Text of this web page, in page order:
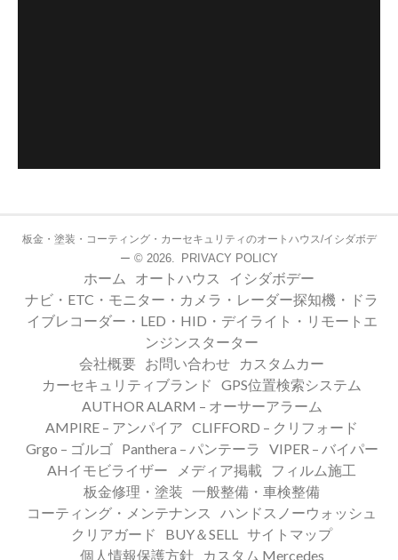
板金・塗装・コーティング・カーセキュリティのオートハウス/イシダボデ
ー © 2026. PRIVACY POLICY
ホーム オートハウス
イシダボデー
ナビ・ETC・モニター・カメラ・レーダー探知機・ドラ
イブレコーダー・LED・HID・デイライト・リモートエ
ンジンスターター
会社概要 お問い合わせ
カスタムカー
カーセキュリティブランド
GPS位置検索システム
AUTHOR ALARM – オーサーアラーム
AMPIRE – アンパイア CLIFFORD – クリフォード
Grgo – ゴルゴ
Panthera – パンテーラ
VIPER – バイパー
AHイモビライザー
メディア掲載
フィルム施工
板金修理・塗装 一般整備・車検整備
コーティング・メンテナンス
ハンドスノーウォッシュ
クリアガード
BUY＆SELL サイトマップ
個人情報保護方針
カスタム Mercedes